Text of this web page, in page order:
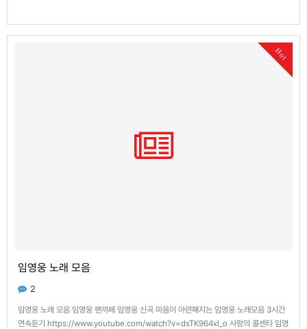
Hot
임영웅 노래 모음
2
임영웅 노래 모음 임영웅 팬까페 임영웅 신곡 마음이 아련해지는 임영웅 노래모음 3시간
연속듣기 https://www.youtube.com/watch?v=dsTK964xl_o 사랑의 콜센타 임영